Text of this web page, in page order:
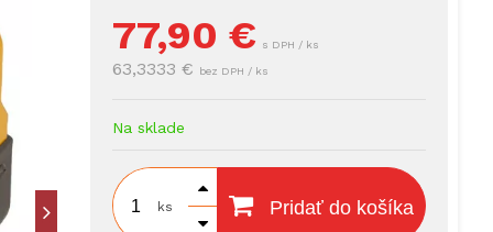
77,90 € s DPH / ks
63,3333 € bez DPH / ks
Na sklade
ks Pridať do košíka